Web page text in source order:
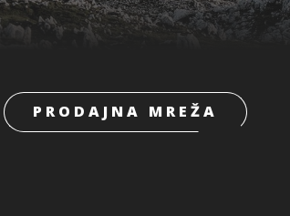
PRODAJNA MREŽA